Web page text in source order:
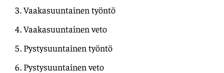
Vaakasuuntainen työntö
Vaakasuuntainen veto
Pystysuuntainen työntö
Pystysuuntainen veto